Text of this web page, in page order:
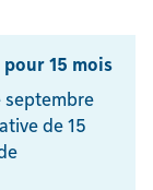
15 mois
septembre
de 15